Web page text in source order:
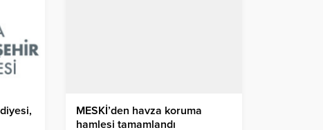
MESKİ’den havza koruma
hamlesi tamamlandı